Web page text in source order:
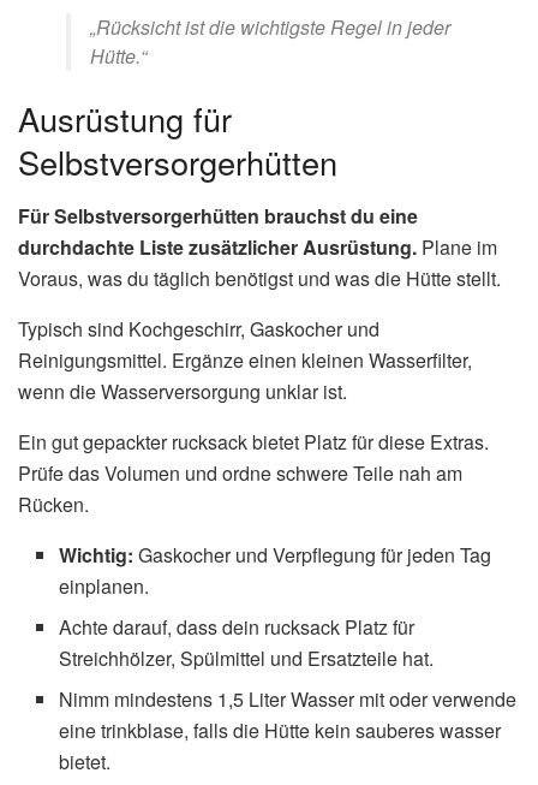
„Rücksicht ist die wichtigste Regel in jeder
Hütte.“
Ausrüstung für
Selbstversorgerhütten
Für Selbstversorgerhütten brauchst du eine
durchdachte Liste zusätzlicher Ausrüstung. Plane im
Voraus, was du täglich benötigst und was die Hütte stellt.
Typisch sind Kochgeschirr, Gaskocher und
Reinigungsmittel. Ergänze einen kleinen Wasserfilter,
wenn die Wasserversorgung unklar ist.
Ein gut gepackter rucksack bietet Platz für diese Extras.
Prüfe das Volumen und ordne schwere Teile nah am
Rücken.
Wichtig: Gaskocher und Verpflegung für jeden Tag
einplanen.
Achte darauf, dass dein rucksack Platz für
Streichhölzer, Spülmittel und Ersatzteile hat.
Nimm mindestens 1,5 Liter Wasser mit oder verwende
eine trinkblase, falls die Hütte kein sauberes wasser
bietet.